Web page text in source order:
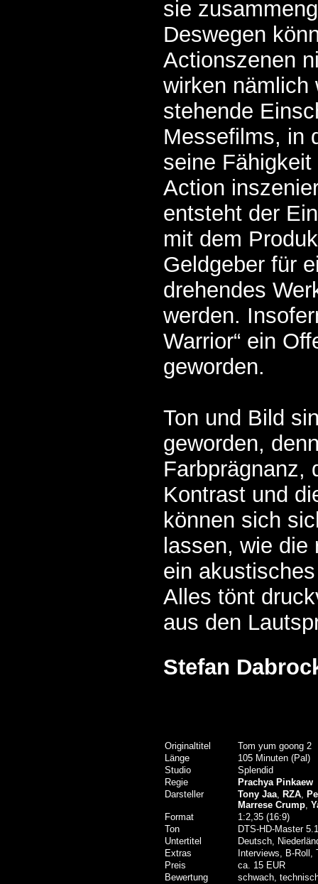
sie
Deswegen
Actionszenen
wirken nämlich
stehende
Messefilms, in
seine
Action
entsteht der
mit dem
Geldgeber für
drehendes
werden.
Warrior“ ein
geworden.
Ton und Bild
geworden,
Farbprägnanz,
Kontrast und
können sich
lassen, wie die
ein
Alles tönt
aus den
Stefan
Originaltitel
Tom yum goong 2
Länge
105 Minuten (Pal)
Studio
Splendid
Regie
Prachya Pinkaew
Darsteller
Tony Jaa, RZA,
Marrese Crump,
Format
1:2,35 (16:9)
Ton
DTS-HD-Master
Untertitel
Deutsch,
Extras
Interviews, B-Roll,
Preis
ca. 15 EUR
Bewertung
schwach,